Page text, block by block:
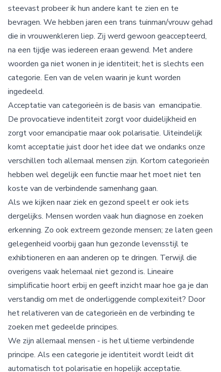
steevast probeer ik hun andere kant te zien en te
bevragen. We hebben jaren een trans tuinman/vrouw gehad
die in vrouwenkleren liep. Zij werd gewoon geaccepteerd,
na een tijdje was iedereen eraan gewend. Met andere
woorden ga niet wonen in je identiteit; het is slechts een
categorie. Een van de velen waarin je kunt worden
ingedeeld.
Acceptatie van categorieën is de basis van emancipatie.
De provocatieve indentiteit zorgt voor duidelijkheid en
zorgt voor emancipatie maar ook polarisatie. Uiteindelijk
komt acceptatie juist door het idee dat we ondanks onze
verschillen toch allemaal mensen zijn. Kortom categorieën
hebben wel degelijk een functie maar het moet niet ten
koste van de verbindende samenhang gaan.
Als we kijken naar ziek en gezond speelt er ook iets
dergelijks. Mensen worden vaak hun diagnose en zoeken
erkenning. Zo ook extreem gezonde mensen; ze laten geen
gelegenheid voorbij gaan hun gezonde levensstijl te
exhibtioneren en aan anderen op te dringen. Terwijl die
overigens vaak helemaal niet gezond is. Lineaire
simplificatie hoort erbij en geeft inzicht maar hoe ga je dan
verstandig om met de onderliggende complexiteit? Door
het relativeren van de categorieën en de verbinding te
zoeken met gedeelde principes.
We zijn allemaal mensen - is het ultieme verbindende
principe. Als een categorie je identiteit wordt leidt dit
automatisch tot polarisatie en hopelijk acceptatie.